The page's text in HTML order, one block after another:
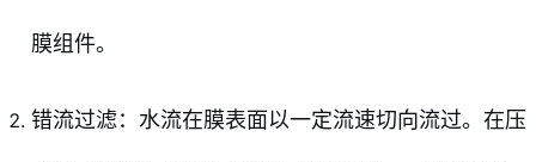
膜组件。
错流过滤：水流在膜表面以一定流速切向流过。在压